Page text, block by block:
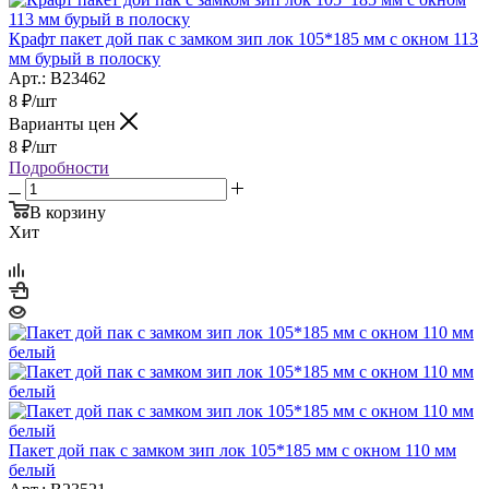
Крафт пакет дой пак с замком зип лок 105*185 мм с окном 113
мм бурый в полоску
Арт.: B23462
8 ₽/шт
Варианты цен
8 ₽/шт
Подробности
В корзину
Хит
Пакет дой пак с замком зип лок 105*185 мм с окном 110 мм
белый